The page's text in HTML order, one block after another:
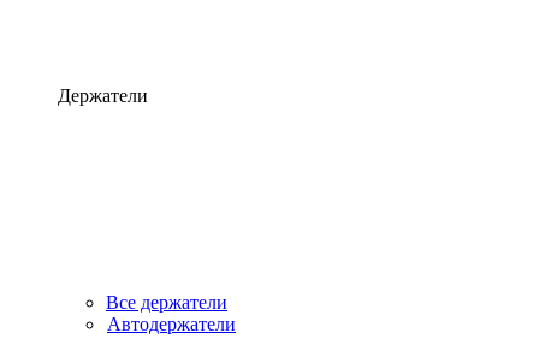
Держатели
Все держатели
Автодержатели